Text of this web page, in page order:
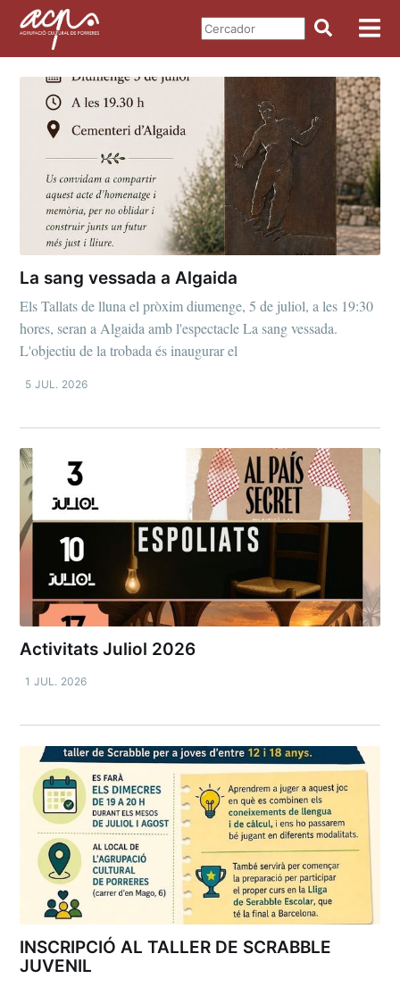
La sang vessada a Algaida
Els Tallats de lluna el pròxim diumenge, 5 de juliol, a les 19:30
hores, seran a Algaida amb l'espectacle La sang vessada.
L'objectiu de la trobada és inaugurar el
5 JUL. 2026
Activitats Juliol 2026
1 JUL. 2026
INSCRIPCIÓ AL TALLER DE SCRABBLE
JUVENIL